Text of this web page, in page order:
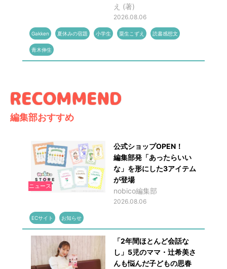
え (著)
2026.08.06
Gakken 夏休みの宿題 小学生 粟生こずえ 読書感想文
青木伸生
編集部おすすめ
ニュース
公式ショップOPEN！
編集部発「あったらいい
な」を形にした3アイテム
が登場
nobico編集部
2026.08.06
ECサイト お知らせ
「2年間ほとんど会話な
し」5児のママ・辻希美さ
んも悩んだ子どもの思春